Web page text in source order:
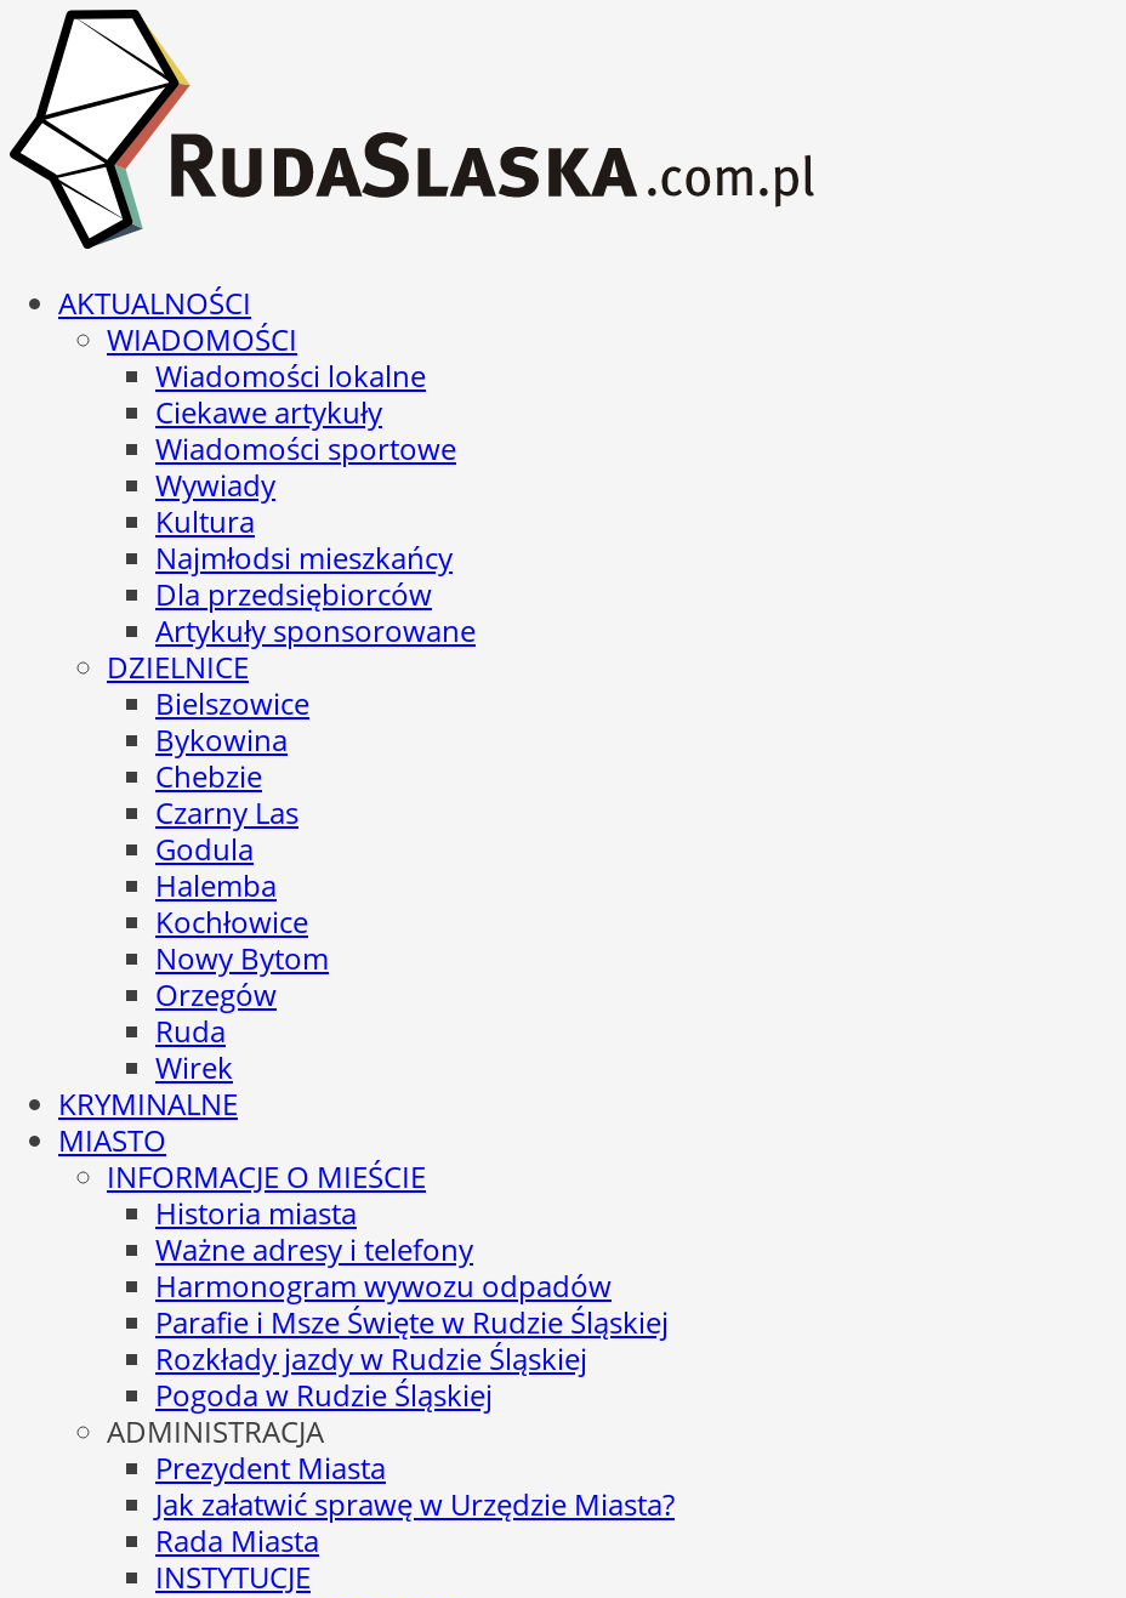
AKTUALNOŚCI
WIADOMOŚCI
Wiadomości lokalne
Ciekawe artykuły
Wiadomości sportowe
Wywiady
Kultura
Najmłodsi mieszkańcy
Dla przedsiębiorców
Artykuły sponsorowane
DZIELNICE
Bielszowice
Bykowina
Chebzie
Czarny Las
Godula
Halemba
Kochłowice
Nowy Bytom
Orzegów
Ruda
Wirek
KRYMINALNE
MIASTO
INFORMACJE O MIEŚCIE
Historia miasta
Ważne adresy i telefony
Harmonogram wywozu odpadów
Parafie i Msze Święte w Rudzie Śląskiej
Rozkłady jazdy w Rudzie Śląskiej
Pogoda w Rudzie Śląskiej
ADMINISTRACJA
Prezydent Miasta
Jak załatwić sprawę w Urzędzie Miasta?
Rada Miasta
INSTYTUCJE